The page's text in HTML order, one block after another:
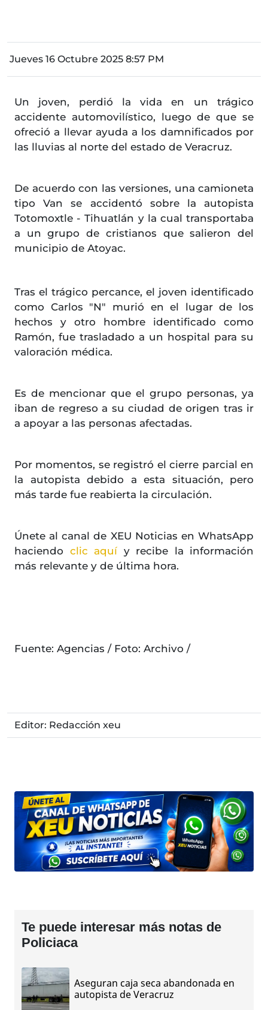
Jueves 16 Octubre 2025 8:57 PM
Un joven, perdió la vida en un trágico
accidente automovilístico, luego de que se
ofreció a llevar ayuda a los damnificados por
las lluvias al norte del estado de Veracruz.
De acuerdo con las versiones, una camioneta
tipo Van se accidentó sobre la autopista
Totomoxtle - Tihuatlán y la cual transportaba
a un grupo de cristianos que salieron del
municipio de Atoyac.
Tras el trágico percance, el joven identificado
como Carlos "N" murió en el lugar de los
hechos y otro hombre identificado como
Ramón, fue trasladado a un hospital para su
valoración médica.
Es de mencionar que el grupo personas, ya
iban de regreso a su ciudad de origen tras ir
a apoyar a las personas afectadas.
Por momentos, se registró el cierre parcial en
la autopista debido a esta situación, pero
más tarde fue reabierta la circulación.
Únete al canal de XEU Noticias en WhatsApp
haciendo clic aquí y recibe la información
más relevante y de última hora.
Fuente: Agencias / Foto: Archivo /
Editor: Redacción xeu
Te puede interesar más notas de
Policiaca
Aseguran caja seca abandonada en
autopista de Veracruz